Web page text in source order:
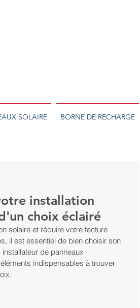
SOLAIRE BORNE DE RECHARGE
installation
choix éclairé
solaire et réduire votre facture
il est essentiel de bien choisir son
de panneaux
indispensables à trouver